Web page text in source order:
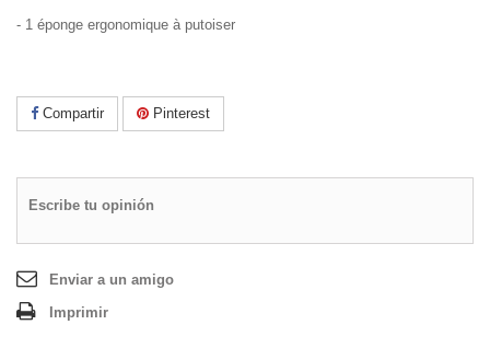
- 1 éponge ergonomique à putoiser
Compartir Pinterest
Escribe tu opinión
Enviar a un amigo
Imprimir